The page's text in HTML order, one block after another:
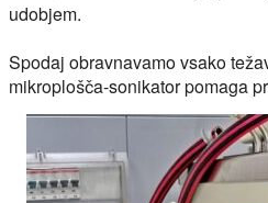
udobjem.
Spodaj obravnavamo vsako
mikroplošča-sonikator pomaga